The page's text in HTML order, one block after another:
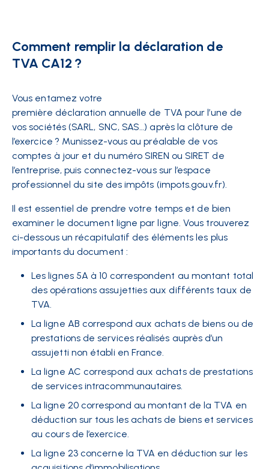
Comment remplir la déclaration de
TVA CA12 ?
Vous entamez votre
première déclaration annuelle de TVA pour l’une de
vos sociétés (SARL, SNC, SAS…) après la clôture de
l’exercice ? Munissez-vous au préalable de vos
comptes à jour et du numéro SIREN ou SIRET de
l’entreprise, puis connectez-vous sur l’espace
professionnel du site des impôts (impots.gouv.fr).
Il est essentiel de prendre votre temps et de bien
examiner le document ligne par ligne. Vous trouverez
ci-dessous un récapitulatif des éléments les plus
importants du document :
Les lignes 5A à 10 correspondent au montant total
des opérations assujetties aux différents taux de
TVA.
La ligne AB correspond aux achats de biens ou de
prestations de services réalisés auprès d’un
assujetti non établi en France.
La ligne AC correspond aux achats de prestations
de services intracommunautaires.
La ligne 20 correspond au montant de la TVA en
déduction sur tous les achats de biens et services
au cours de l’exercice.
La ligne 23 concerne la TVA en déduction sur les